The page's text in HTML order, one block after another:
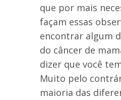
que por mais
façam essas
encontrar algum
do câncer de
dizer que você
Muito pelo
maioria das